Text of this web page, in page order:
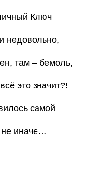
Ключ
недовольно,
там – бемоль,
это значит?!
самой
не иначе…